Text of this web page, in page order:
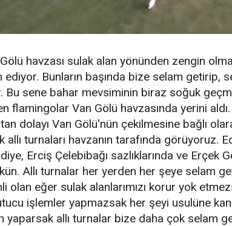
havzası sulak alan yönünden zengin
ediyor. Bunların başında bize selam getirip,
Bu sene bahar mevsiminin biraz soğuk
flamingolar Van Gölü havzasında yerini
dolayı Van Gölü'nün çekilmesine bağlı
allı turnaları havzanın tarafında görüyoruz.
Erciş Çelebibağı sazlıklarında ve Erçek
Allı turnalar her yerden her şeye selam
olan eğer sulak alanlarımızı korur yok
işlemler yapmazsak her şeyi usulüne
yaparsak allı turnalar bize daha çok selam